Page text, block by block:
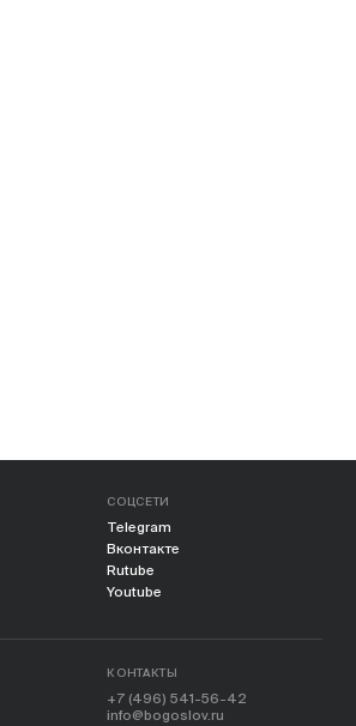
СОЦСЕТИ
Telegram
Вконтакте
Rutube
Youtube
КОНТАКТЫ
+7 (496) 541-56-42
info@bogoslov.ru